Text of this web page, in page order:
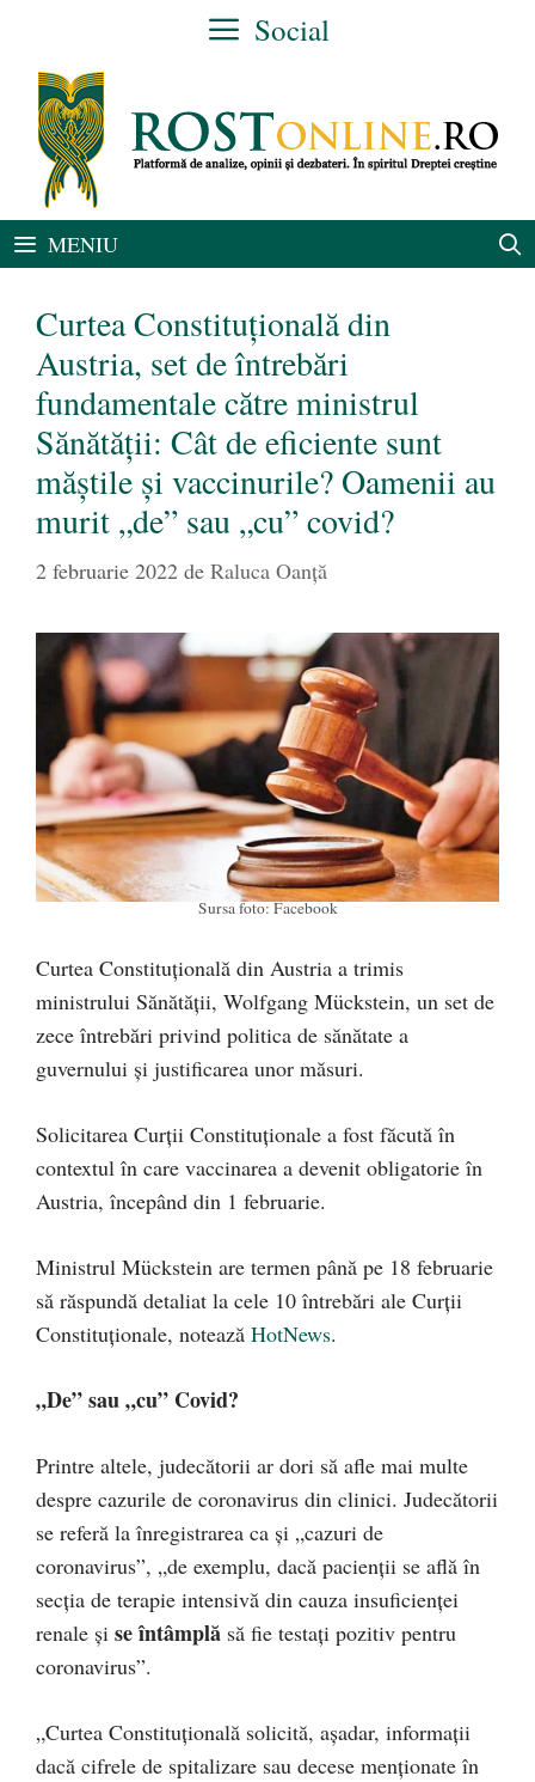
conținut
Social
MENIU
Curtea Constituțională din
Austria, set de întrebări
fundamentale către ministrul
Sănătății: Cât de eficiente sunt
măștile și vaccinurile? Oamenii au
murit „de” sau „cu” covid?
2 februarie 2022 de Raluca Oanță
Sursa foto: Facebook
Curtea Constituțională din Austria a trimis
ministrului Sănătății, Wolfgang Mückstein, un set de
zece întrebări privind politica de sănătate a
guvernului și justificarea unor măsuri.
Solicitarea Curții Constituționale a fost făcută în
contextul în care vaccinarea a devenit obligatorie în
Austria, începând din 1 februarie.
Ministrul Mückstein are termen până pe 18 februarie
să răspundă detaliat la cele 10 întrebări ale Curții
Constituționale, notează HotNews.
„De” sau „cu” Covid?
Printre altele, judecătorii ar dori să afle mai multe
despre cazurile de coronavirus din clinici. Judecătorii
se referă la înregistrarea ca și „cazuri de
coronavirus”, „de exemplu, dacă pacienții se află în
secția de terapie intensivă din cauza insuficienței
renale și se întâmplă să fie testați pozitiv pentru
coronavirus”.
„Curtea Constituțională solicită, așadar, informații
dacă cifrele de spitalizare sau decese menționate în